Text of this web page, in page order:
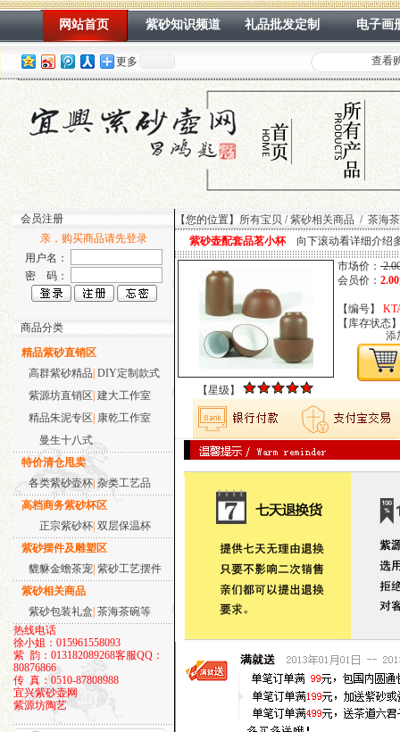
网站首页 紫砂知识频道 礼品批发定制 电子画
更多 查看
会员注册
亲，购买商品请先登录
用户名：
密 码：
商品分类
精品紫砂直销区
高群紫砂精品 DIY定制款式
紫源坊直销区 建大工作室
精品朱泥专区 康乾工作室
曼生十八式
特价清仓甩卖
各类紫砂壶杯 杂类工艺品
高档商务紫砂杯区
正宗紫砂杯 双层保温杯
紫砂摆件及雕塑区
貔貅金蟾茶宠 紫砂工艺摆件
紫砂相关商品
紫砂包装礼盒 茶海茶碗等
热线电话
徐小姐：015961558093
紫 韵：013182089268客服QQ：
80876866
传 真：0510-87808988
宜兴紫砂壶网
紫源坊陶艺
大彬如意壶
西施-铁观音小品
子冶石瓢小品
【您的位置】 所有宝贝 /紫砂相关商品 / 茶海
紫砂壶配套品茗小杯向下滚动看详细介绍
【星级】
市场价：
会员价：
【编号】
【库存状态
添